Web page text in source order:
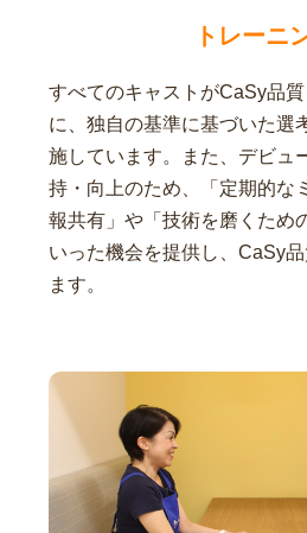
トレーニ
すべてのキャストがCaSy品
に、独自の基準に基づいた選
施しています。また、デビュ
持・向上のため、「定期的な
報共有」や「技術を磨くため
いった機会を提供し、CaSy
ます。